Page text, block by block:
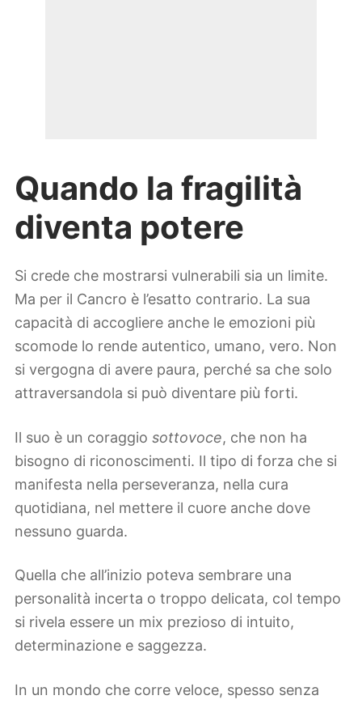
Quando la fragilità
diventa potere
Si crede che mostrarsi vulnerabili sia un limite.
Ma per il Cancro è l’esatto contrario. La sua
capacità di accogliere anche le emozioni più
scomode lo rende autentico, umano, vero. Non
si vergogna di avere paura, perché sa che solo
attraversandola si può diventare più forti.
Il suo è un coraggio sottovoce, che non ha
bisogno di riconoscimenti. Il tipo di forza che si
manifesta nella perseveranza, nella cura
quotidiana, nel mettere il cuore anche dove
nessuno guarda.
Quella che all’inizio poteva sembrare una
personalità incerta o troppo delicata, col tempo
si rivela essere un mix prezioso di intuito,
determinazione e saggezza.
In un mondo che corre veloce, spesso senza